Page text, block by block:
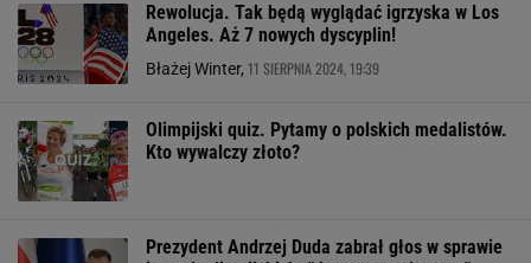
Rewolucja. Tak będą wyglądać igrzyska w Los
Angeles. Aż 7 nowych dyscyplin!
Błażej Winter, 11 SIERPNIA 2024, 19:39
Olimpijski quiz. Pytamy o polskich medalistów.
Kto wywalczy złoto?
Prezydent Andrzej Duda zabrał głos w sprawie